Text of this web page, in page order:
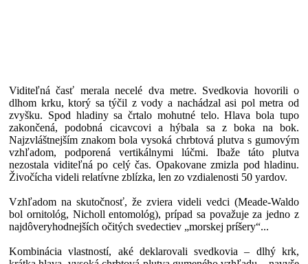
Viditeľná časť merala necelé dva metre. Svedkovia hovorili o
dlhom krku, ktorý sa týčil z vody a nachádzal asi pol metra od
zvyšku. Spod hladiny sa črtalo mohutné telo. Hlava bola tupo
zakončená, podobná cicavcovi a hýbala sa z boka na bok.
Najzvláštnejším znakom bola vysoká chrbtová plutva s gumovým
vzhľadom, podporená vertikálnymi lúčmi. Ibaže táto plutva
nezostala viditeľná po celý čas. Opakovane zmizla pod hladinu.
Živočícha videli relatívne zblízka, len zo vzdialenosti 50 yardov.
Vzhľadom na skutočnosť, že zviera videli vedci (Meade-Waldo
bol ornitológ, Nicholl entomológ), prípad sa považuje za jedno z
najdôveryhodnejších očitých svedectiev „morskej príšery“...
Kombinácia vlastností, aké deklarovali svedkovia – dlhý krk,